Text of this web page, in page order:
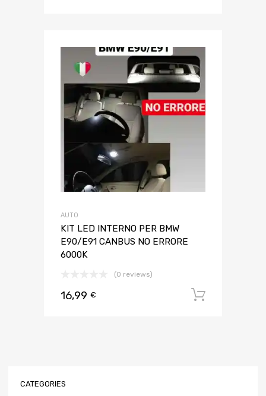
AUTO
KIT LED INTERNO PER BMW
E90/E91 CANBUS NO ERRORE
6000K
(0 reviews)
16,99 €
CATEGORIES